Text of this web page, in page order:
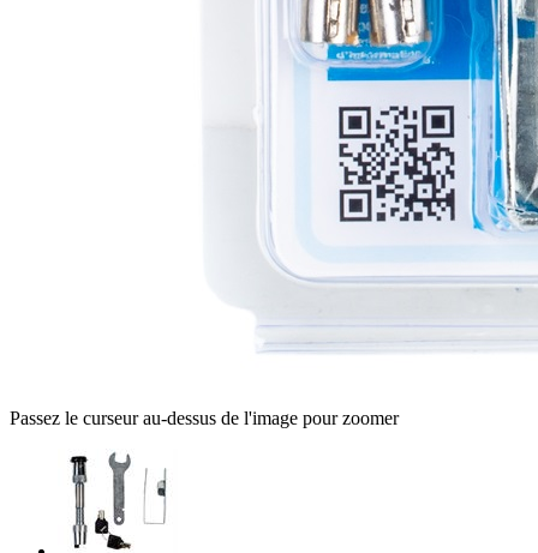
Passez le curseur au-dessus de l'image pour zoomer